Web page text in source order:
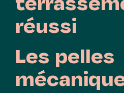
réussi
Les pelles